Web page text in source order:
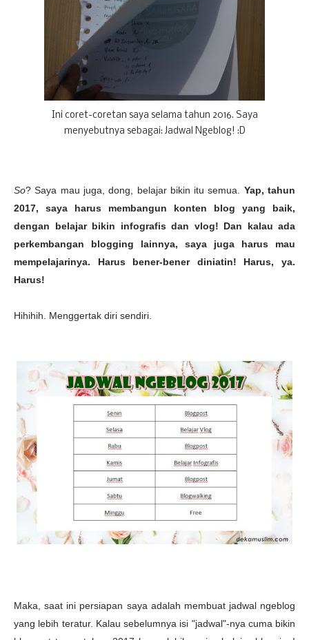
Ini coret-coretan saya selama tahun 2016. Saya
menyebutnya sebagai: Jadwal Ngeblog! :D
So? Saya mau juga, dong, belajar bikin itu semua. Yap, tahun
2017, saya harus membangun konten blog yang baik,
dengan belajar bikin infografis dan vlog! Dan kalau ada
perkembangan blogging lainnya, saya juga harus mau
mempelajarinya. Harus bener-bener diniatin! Harus, ya.
Harus!
Hihihih. Menggertak diri sendiri.
Maka, saat ini persiapan saya adalah membuat jadwal ngeblog
yang lebih teratur. Kalau sebelumnya isi "jadwal"-nya cuma bikin